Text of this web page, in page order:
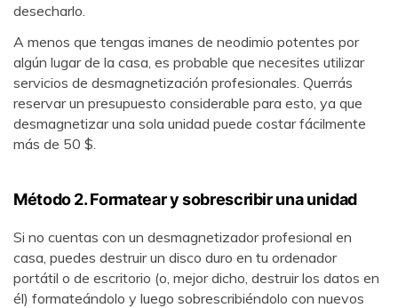
desecharlo.
A menos que tengas imanes de neodimio potentes por
algún lugar de la casa, es probable que necesites utilizar
servicios de desmagnetización profesionales. Querrás
reservar un presupuesto considerable para esto, ya que
desmagnetizar una sola unidad puede costar fácilmente
más de 50 $.
Método 2. Formatear y sobrescribir una unidad
Si no cuentas con un desmagnetizador profesional en
casa, puedes destruir un disco duro en tu ordenador
portátil o de escritorio (o, mejor dicho, destruir los datos en
él) formateándolo y luego sobrescribiéndolo con nuevos